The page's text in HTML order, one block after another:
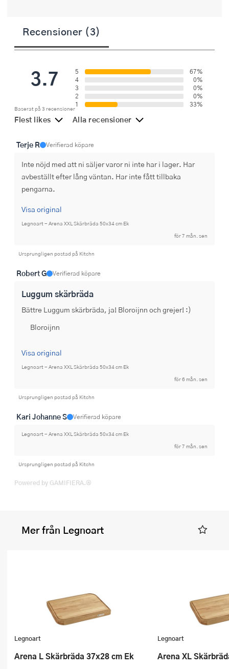
Recensioner (3)
3.7
Baserat på 3 recensioner
5
67%
4
0%
3
0%
2
0%
1
33%
Flest likes Alla recensioner
Terje R Verifierad köpare
Inte nöjd med att ni säljer varor ni inte har i lager. Har
avbeställt efter lång väntan. Har inte fått tillbaka
pengarna.
Visa original
Legnoart - Arena XXL Skärbräda 50x34 cm Ek
för 7 mån. sen
Ursprungligen postad på Kitchn
Robert G Verifierad köpare
Luggum skärbräda
Bättre Luggum skärbräda, ja! Bloroijnn och grejer! :)
Bloroijnn
Visa original
Legnoart - Arena XXL Skärbräda 50x34 cm Ek
för 6 mån. sen
Ursprungligen postad på Kitchn
Kari Johanne S Verifierad köpare
Legnoart - Arena XXL Skärbräda 50x34 cm Ek
för 7 mån. sen
Ursprungligen postad på Kitchn
Powered by GAMIFIERA.®
Mer från Legnoart
Legnoart
Arena L Skärbräda 37x28 cm Ek
Legnoart
Arena XL